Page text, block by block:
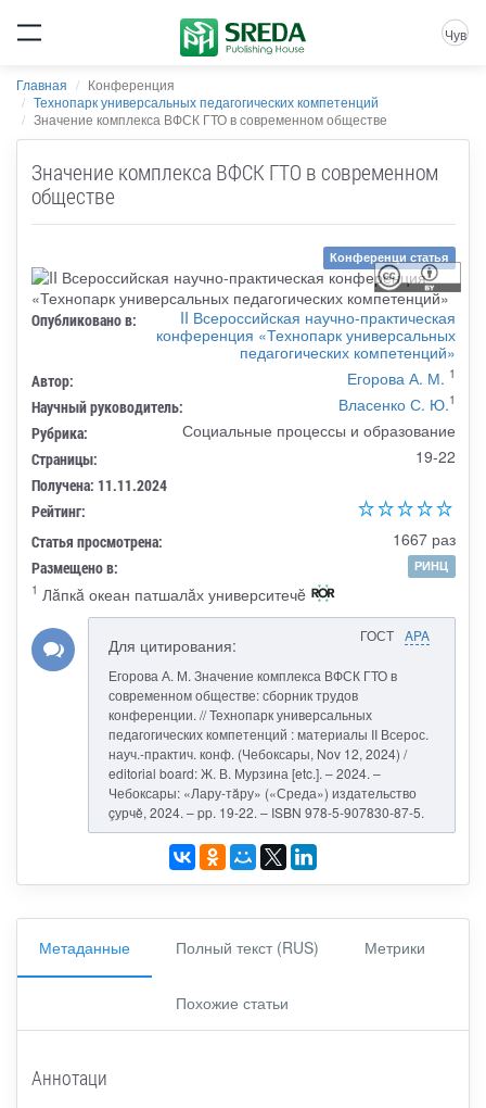
Чув
Главная
Конференция
Технопарк универсальных педагогических компетенций
Значение комплекса ВФСК ГТО в современном обществе
Значение комплекса ВФСК ГТО в современном
обществе
Конференци статья
Опубликовано в:
II Всероссийская научно-практическая
конференция «Технопарк универсальных
педагогических компетенций»
Автор: Егорова А. М. 1
Научный руководитель: Власенко С. Ю.1
Рубрика: Социальные процессы и образование
Страницы: 19-22
Получена: 11.11.2024
Рейтинг:
Статья просмотрена:
1667 раз
Размещено в:
РИНЦ
1 Лăпкă океан патшалăх университечĕ
ГОСТ APA
Для цитирования:
Егорова А. М. Значение комплекса ВФСК ГТО в
современном обществе: сборник трудов
конференции. // Технопарк универсальных
педагогических компетенций : материалы II Всерос.
науч.-практич. конф. (Чебоксары, Nov 12, 2024) /
editorial board: Ж. В. Мурзина [etc.]. – 2024. –
Чебоксары: «Лару-тăру» («Среда») издательство
çурчě, 2024. – pp. 19-22. – ISBN 978-5-907830-87-5.
Метаданные Полный текст (RUS) Метрики
Похожие статьи
Аннотаци